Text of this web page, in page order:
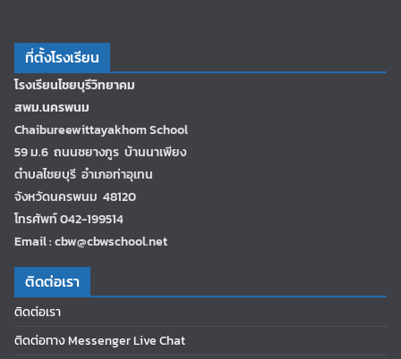
ที่ตั้งโรงเรียน
โรงเรียนไชยบุรีวิทยาคม
สพม.นครพนม
Chaibureewittayakhom School
59 ม.6 ถนนชยางกูร บ้านนาเพียง
ตำบลไชยบุรี อำเภอท่าอุเทน
จังหวัดนครพนม 48120
โทรศัพท์ 042-199514
Email : cbw@cbwschool.net
ติดต่อเรา
ติดต่อเรา
ติดต่อทาง Messenger Live Chat